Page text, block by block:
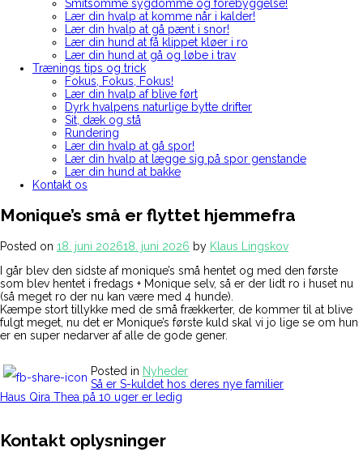
Smitsomme sygdomme og forebyggelse!
Lær din hvalp at komme når i kalder!
Lær din hvalp at gå pænt i snor!
Lær din hund at få klippet kløer i ro
Lær din hund at gå og løbe i trav
Trænings tips og trick
Fokus, Fokus, Fokus!
Lær din hvalp af blive ført
Dyrk hvalpens naturlige bytte drifter
Sit, dæk og stå
Rundering
Lær din hvalp at gå spor!
Lær din hvalp at lægge sig på spor genstande
Lær din hund at bakke
Kontakt os
Monique’s små er flyttet hjemmefra
Posted on 18. juni 202618. juni 2026 by Klaus Lingskov
I går blev den sidste af monique’s små hentet og med den første
som blev hentet i fredags + Monique selv, så er der lidt ro i huset nu
(så meget ro der nu kan være med 4 hunde).
Kæmpe stort tillykke med de små frækkerter, de kommer til at blive
fulgt meget, nu det er Monique’s første kuld skal vi jo lige se om hun
er en super nedarver af alle de gode gener.
Posted in Nyheder
IndlægsnavigationSå er S-kuldet hos deres nye familier
Haus Qira Thea på 10 uger er ledig
Kontakt oplysninger